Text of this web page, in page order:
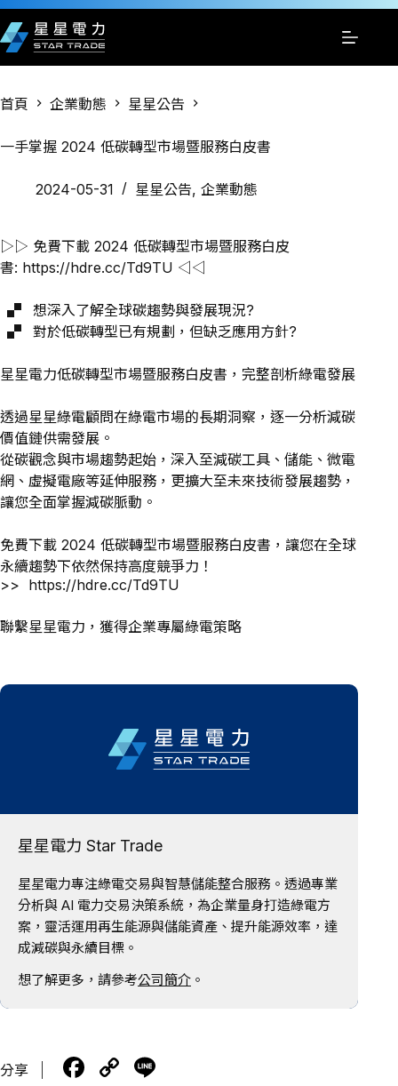
跳
至
主
內
首頁 企業動態 星星公告
一手掌握 2024 低碳轉型市場暨服務白皮書
2024-05-31 星星公告, 企業動態
▷▷ 免費下載 2024 低碳轉型市場暨服務白皮
書: https://hdre.cc/Td9TU​ ◁◁
▗▘ 想深入了解全球碳趨勢與發展現況?​
▗▘ 對於低碳轉型已有規劃，但缺乏應用方針?​
星星電力低碳轉型市場暨服務白皮書，完整剖析綠電發展​
透過星星綠電顧問在綠電市場的長期洞察，逐一分析減碳
價值鏈供需發展。
從碳觀念與市場趨勢起始，深入至減碳工具、儲能、微電
網、虛擬電廠等延伸服務，更擴大至未來技術發展趨勢，
讓您全面掌握減碳脈動。​
免費下載 2024 低碳轉型市場暨服務白皮書​，讓您在全球
永續趨勢下依然保持高度競爭力​！
>> https://hdre.cc/Td9TU​
聯繫星星電力，獲得企業專屬綠電策略
星星電力 Star Trade
星星電力專注綠電交易與智慧儲能整合服務。透過專業
分析與 AI 電力交易決策系統，為企業量身打造綠電方
案，靈活運用再生能源與儲能資產、提升能源效率，達
成減碳與永續目標。
想了解更多，請參考公司簡介 。
分享
F
C